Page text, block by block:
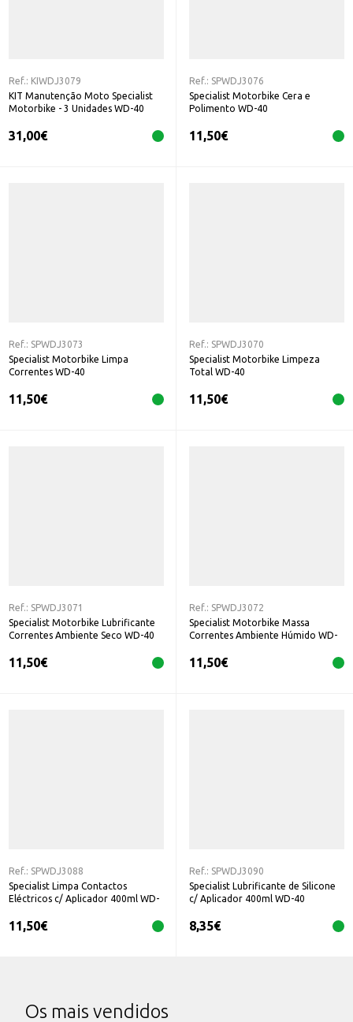
Ref.: KIWDJ3079
KIT Manutenção Moto Specialist
Motorbike - 3 Unidades WD-40
31,00€
Ref.: SPWDJ3076
Specialist Motorbike Cera e
Polimento WD-40
11,50€
Ref.: SPWDJ3073
Specialist Motorbike Limpa
Correntes WD-40
11,50€
Ref.: SPWDJ3070
Specialist Motorbike Limpeza
Total WD-40
11,50€
Ref.: SPWDJ3071
Specialist Motorbike Lubrificante
Correntes Ambiente Seco WD-40
11,50€
Ref.: SPWDJ3072
Specialist Motorbike Massa
Correntes Ambiente Húmido WD-
11,50€
Ref.: SPWDJ3088
Specialist Limpa Contactos
Eléctricos c/ Aplicador 400ml WD-
11,50€
Ref.: SPWDJ3090
Specialist Lubrificante de Silicone
c/ Aplicador 400ml WD-40
8,35€
Os mais vendidos